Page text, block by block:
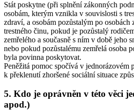
Stát poskytne (při splnění zákonných
osobám, kterým vznikla v souvislosti s
zdraví, a osobám pozůstalým po osobách
trestného činu, pokud je pozůstalý
zemřelého a současně s ním v době jeho
nebo pokud pozůstalému zemřelá osoba
byla povinna poskytovat.
Peněžitá pomoc spočívá v jednorázovém
k překlenutí zhoršené sociální situace
5. Kdo je oprávněn v této věci
apod.)